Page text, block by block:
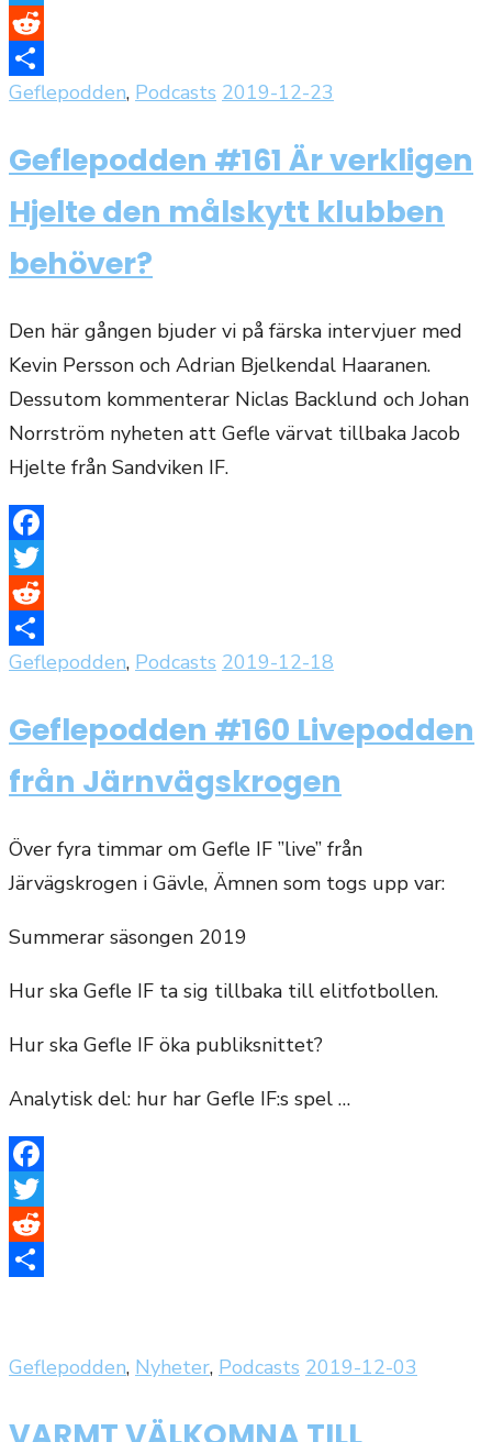
Twitter
Reddit
Dela
Geflepodden, Podcasts Publicerat
2019-12-23
Geflepodden #161 Är verkligen
Hjelte den målskytt klubben
behöver?
Den här gången bjuder vi på färska intervjuer med
Kevin Persson och Adrian Bjelkendal Haaranen.
Dessutom kommenterar Niclas Backlund och Johan
Norrström nyheten att Gefle värvat tillbaka Jacob
Hjelte från Sandviken IF.
Facebook
Twitter
Reddit
Dela
Geflepodden, Podcasts Publicerat
2019-12-18
Geflepodden #160 Livepodden
från Järnvägskrogen
Över fyra timmar om Gefle IF ”live” från
Järvägskrogen i Gävle, Ämnen som togs upp var:
Summerar säsongen 2019
Hur ska Gefle IF ta sig tillbaka till elitfotbollen.
Hur ska Gefle IF öka publiksnittet?
Analytisk del: hur har Gefle IF:s spel …
Facebook
Twitter
Reddit
Geflepodden, Nyheter, Podcasts Publicerat
2019-12-03